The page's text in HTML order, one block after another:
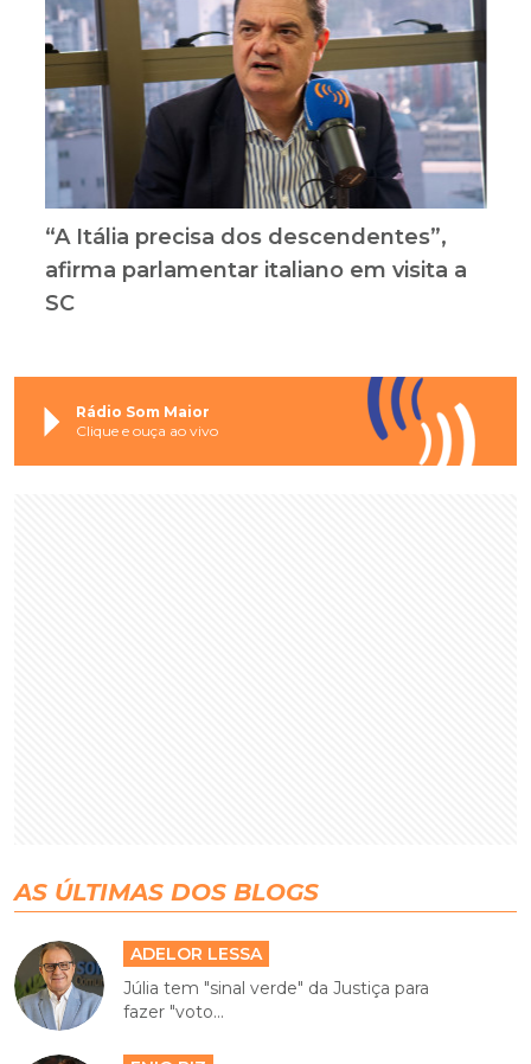
“A Itália precisa dos descendentes”,
afirma parlamentar italiano em visita a
SC
Rádio Som Maior
Clique e ouça ao vivo
AS ÚLTIMAS DOS BLOGS
ADELOR LESSA
Júlia tem "sinal verde" da Justiça para
fazer "voto...